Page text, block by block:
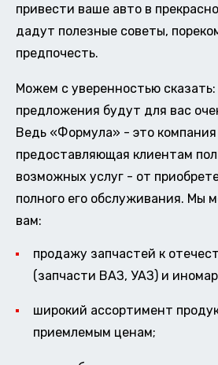
привести ваше авто в
дадут полезные советы,
предпочесть.
Можем с уверенностью
предложения будут для вас
Ведь «Формула» - это компания
предоставляющая клиентам
возможных услуг - от
полного его обслуживания. Мы
вам:
продажу запчастей к
(запчасти ВАЗ, УАЗ) и
широкий ассортимент
приемлемым ценам;